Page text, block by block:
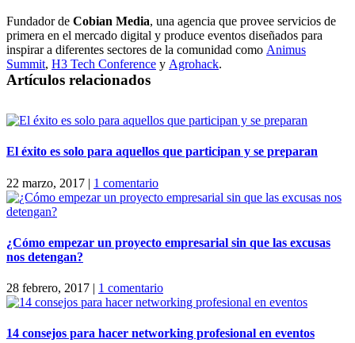
Fundador de Cobian Media, una agencia que provee servicios de
primera en el mercado digital y produce eventos diseñados para
inspirar a diferentes sectores de la comunidad como Animus
Summit, H3 Tech Conference y Agrohack.
Artículos relacionados
El éxito es solo para aquellos que participan y se preparan
22 marzo, 2017 | 1 comentario
¿Cómo empezar un proyecto empresarial sin que las excusas
nos detengan?
28 febrero, 2017 | 1 comentario
14 consejos para hacer networking profesional en eventos